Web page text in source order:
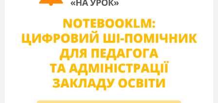
Знайти значення виразів: 1)
Розв’язати рівняння: